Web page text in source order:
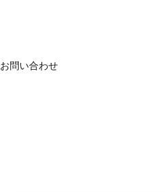
お問い合わせ